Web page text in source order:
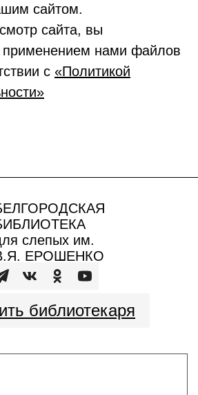
сайтом.
сайта, вы
применением нами файлов
с «Политикой
слепых им.
ЕРОШЕНКО
библиотекаря